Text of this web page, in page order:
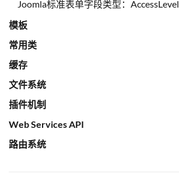
Joomla标准表单字段类型：AccessLevel
模板
常用类
缓存
文件系统
插件机制
Web Services API
路由系统